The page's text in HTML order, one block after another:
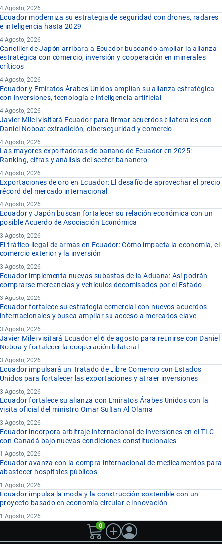
4 Agosto, 2026
Ecuador moderniza su estrategia de seguridad con drones, radares
e inteligencia hasta 2029
4 Agosto, 2026
Canciller de Japón arribara a Ecuador buscando ampliar la alianza
estratégica con comercio, inversión y cooperación en minerales
críticos
4 Agosto, 2026
Ecuador y Emiratos Árabes Unidos amplían su alianza estratégica
con inversiones, tecnología e inteligencia artificial
4 Agosto, 2026
Javier Milei visitará Ecuador para firmar acuerdos bilaterales con
Daniel Noboa: extradición, ciberseguridad y comercio
4 Agosto, 2026
Las mayores exportadoras de banano de Ecuador en 2025:
Ranking, cifras y análisis del sector bananero
4 Agosto, 2026
Exportaciones de oro en Ecuador: El desafío de aprovechar el precio
récord del mercado internacional
4 Agosto, 2026
Ecuador y Japón buscan fortalecer su relación económica con un
posible Acuerdo de Asociación Económica
3 Agosto, 2026
El tráfico ilegal de armas en Ecuador: Cómo impacta la economía, el
comercio exterior y la inversión
3 Agosto, 2026
Ecuador implementa nuevas subastas de la Aduana: Así podrán
comprarse mercancías y vehículos decomisados por el Estado
3 Agosto, 2026
Ecuador fortalece su estrategia comercial con nuevos acuerdos
internacionales y busca ampliar su acceso a mercados clave
3 Agosto, 2026
Javier Milei visitará Ecuador el 6 de agosto para reunirse con Daniel
Noboa y fortalecer la cooperación bilateral
3 Agosto, 2026
Ecuador impulsará un Tratado de Libre Comercio con Estados
Unidos para fortalecer las exportaciones y atraer inversiones
3 Agosto, 2026
Ecuador fortalece su alianza con Emiratos Árabes Unidos con la
visita oficial del ministro Omar Sultan Al Olama
3 Agosto, 2026
Ecuador incorpora arbitraje internacional de inversiones en el TLC
con Canadá bajo nuevas condiciones constitucionales
1 Agosto, 2026
Ecuador avanza con la compra internacional de medicamentos para
abastecer hospitales públicos
1 Agosto, 2026
Ecuador impulsa la moda y la construcción sostenible con un
proyecto basado en economía circular e innovación
1 Agosto, 2026
0